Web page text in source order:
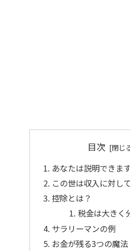
目次
あなたは説明できま
この世は収入に対し
控除とは？
税金は大きく
サラリーマンの例
お金が残る3つの魔法